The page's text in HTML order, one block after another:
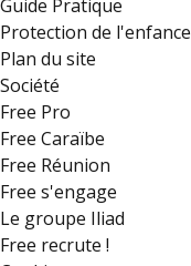
Guide Pratique
Protection de l'enfance
Plan du site
Société
Free Pro
Free Caraïbe
Free Réunion
Free s'engage
Le groupe Iliad
Free recrute !